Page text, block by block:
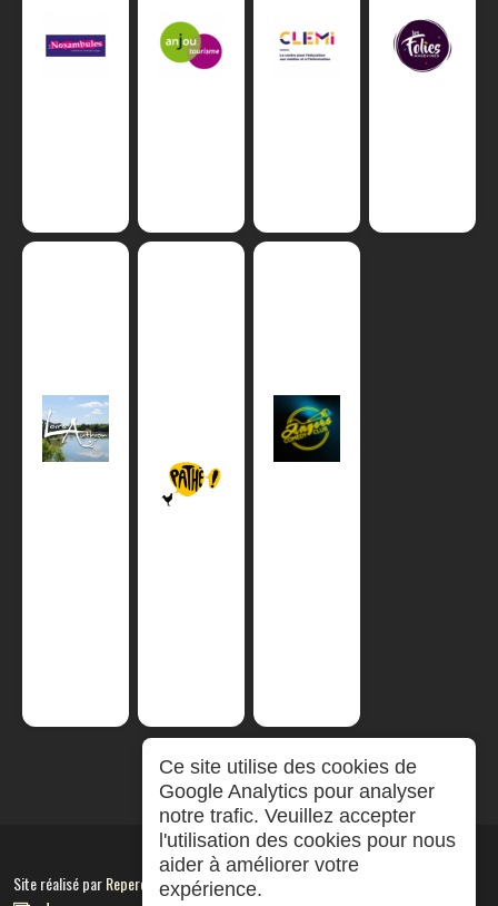
Site réalisé parRepereCom
Ce site utilise des cookies de
Google Analytics pour analyser
notre trafic. Veuillez accepter
l'utilisation des cookies pour nous
aider à améliorer votre
expérience.